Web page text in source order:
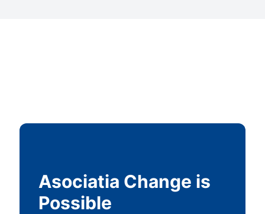
Asociatia Change is
Possible